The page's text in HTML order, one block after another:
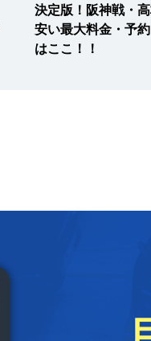
決定版！阪神戦・
安い最大料金・予
はここ！！